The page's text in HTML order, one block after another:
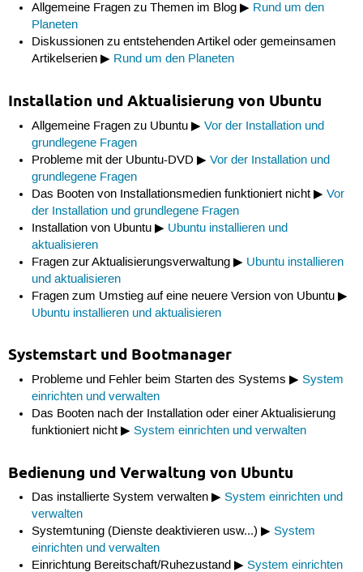
Allgemeine Fragen zu Themen im Blog ▶ Rund um den
Planeten
Diskussionen zu entstehenden Artikel oder gemeinsamen
Artikelserien ▶ Rund um den Planeten
Installation und Aktualisierung von Ubuntu
Allgemeine Fragen zu Ubuntu ▶Vor der Installation und
grundlegene Fragen
Probleme mit der Ubuntu-DVD ▶Vor der Installation und
grundlegene Fragen
Das Booten von Installationsmedien funktioniert nicht ▶Vor
der Installation und grundlegene Fragen
Installation von Ubuntu ▶ Ubuntu installieren und
aktualisieren
Fragen zur Aktualisierungsverwaltung ▶ Ubuntu installieren
und aktualisieren
Fragen zum Umstieg auf eine neuere Version von Ubuntu ▶
Ubuntu installieren und aktualisieren
Systemstart und Bootmanager
Probleme und Fehler beim Starten des Systems ▶System
einrichten und verwalten
Das Booten nach der Installation oder einer Aktualisierung
funktioniert nicht ▶System einrichten und verwalten
Bedienung und Verwaltung von Ubuntu
Das installierte System verwalten ▶System einrichten und
verwalten
Systemtuning (Dienste deaktivieren usw...) ▶System
einrichten und verwalten
Einrichtung Bereitschaft/Ruhezustand ▶System einrichten